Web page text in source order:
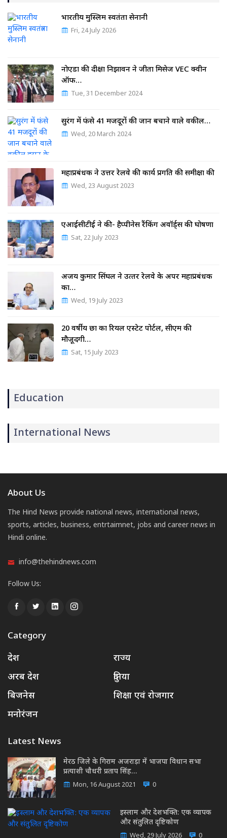
भारतीय मुस्लिम स्वतंत्रता सेनानी
Fri, 24 July 2026
नोएडा की दीक्षा निझावन ने जीता मिसेज VEC क्वीन
ऑफ…
Tue, 31 December 2024
सुरंग में फंसे 41 मजदूरों की जान बचाने वाले वकील…
Wed, 20 March 2024
महाप्रबंधक ने उत्तर रेलवे की कार्य प्रगति की समीक्षा की
Wed, 23 August 2023
एआईसीटीई ने की- हैप्पीनेस रैंकिंग अवॉर्ड्स की घोषणा
Sat, 22 July 2023
अजय कुमार सिंघल ने उत्‍तर रेलवे के अपर महाप्रबंधक
का…
Wed, 19 July 2023
20 वर्षीय छात्र का रियल एस्टेट पोर्टल, सीएम की
मौजूदगी…
Sat, 15 July 2023
Education
International News
About Us
The Hind News provide national news, international news,
sports, articles, business, entrtaimnet, jobs and career news in
Hindi online.
info@thehindnews.com
Follow Us:
Category
देश
राज्य
अरब देश
दुनिया
बिजनेस
शिक्षा एवं रोजगार
मनोरंजन
Latest News
मेरठ जिले के गिराम अजराड़ा में भाजपा विधान सभा
प्रत्याशी चौधरी प्रताप सिंह…
Mon, 16 August 2021 0
इस्लाम और देशभक्ति: एक व्यापक
और संतुलित दृष्टिकोण
Wed, 29 July 2026 0